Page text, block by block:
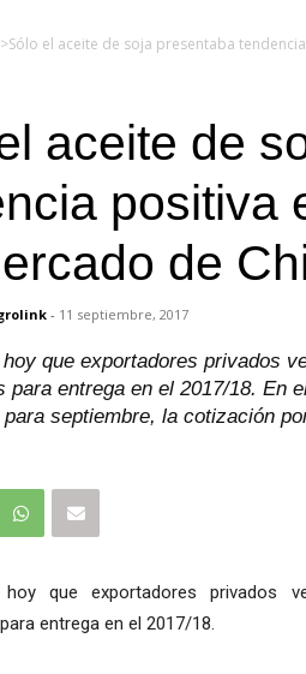
>
aceite de
positiva
de
- 11 septiembre, 2017
que exportadores privados
para entrega en el 2017/18. En
septiembre, la cotización
hoy que exportadores privados
entrega en el 2017/18.